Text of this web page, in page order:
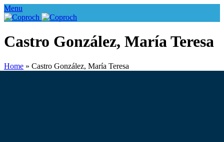
Menu
Castro González, María Teresa
Home » Castro González, María Teresa